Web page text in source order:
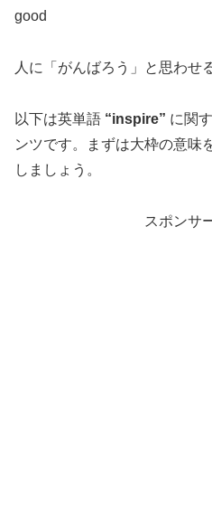
good
人に「がんばろう」と思わせ
以下は英単語 “inspire” に関
ンツです。まずは大枠の意味
しましょう。
スポンサ